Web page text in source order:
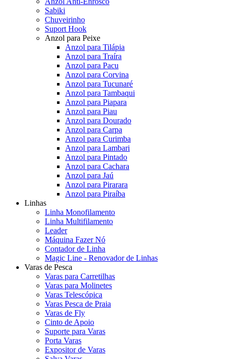
Sabiki
Chuveirinho
Suport Hook
Anzol para Peixe
Anzol para Tilápia
Anzol para Traíra
Anzol para Pacu
Anzol para Corvina
Anzol para Tucunaré
Anzol para Tambaqui
Anzol para Piapara
Anzol para Piau
Anzol para Dourado
Anzol para Carpa
Anzol para Curimba
Anzol para Lambari
Anzol para Pintado
Anzol para Cachara
Anzol para Jaú
Anzol para Pirarara
Anzol para Piraíba
Linhas
Linha Monofilamento
Linha Multifilamento
Leader
Máquina Fazer Nó
Contador de Linha
Magic Line - Renovador de Linhas
Varas de Pesca
Varas para Carretilhas
Varas para Molinetes
Varas Telescópica
Varas Pesca de Praia
Varas de Fly
Cinto de Apoio
Suporte para Varas
Porta Varas
Expositor de Varas